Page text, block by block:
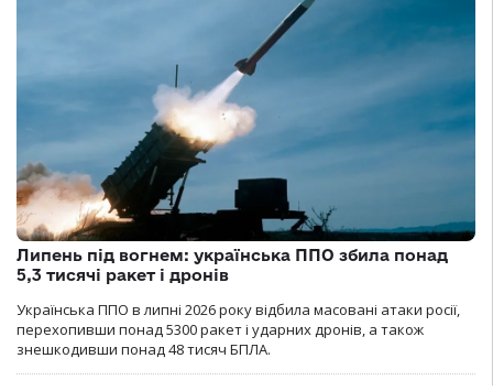
Липень під вогнем: українська ППО збила понад
5,3 тисячі ракет і дронів
Українська ППО в липні 2026 року відбила масовані атаки росії,
перехопивши понад 5300 ракет і ударних дронів, а також
знешкодивши понад 48 тисяч БПЛА.